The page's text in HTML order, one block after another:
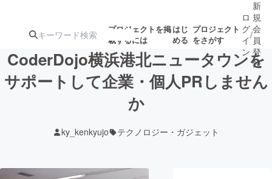
プロジェクトを掲
載するには
はじ
める
プロジェクト
をさがす
注目の新着プロ
ロ
グ
イ
ン
/
新
規
会
員
登
録
CoderDojo横浜港北ニュータウンを
サポートして企業・個人PRしません
か
ky_kenkyujo テクノロジー・ガジェット